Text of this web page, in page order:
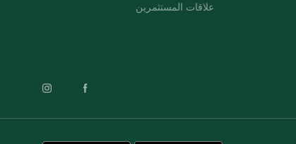
علاقات المستثمرين